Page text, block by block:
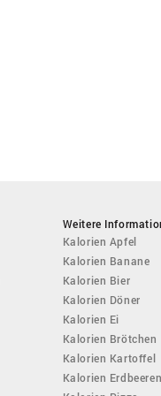
Weitere
Kalorien Apfel
Kalorien Banane
Kalorien Bier
Kalorien Döner
Kalorien Ei
Kalorien Brötchen
Kalorien Kartoffel
Kalorien Erdbeeren